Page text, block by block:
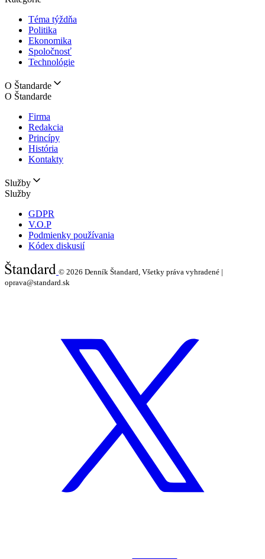
Téma týždňa
Politika
Ekonomika
Spoločnosť
Technológie
O Štandarde
O Štandarde
Firma
Redakcia
Princípy
História
Kontakty
Služby
Služby
GDPR
V.O.P
Podmienky používania
Kódex diskusií
© 2026 Denník Štandard, Všetky práva vyhradené |
oprava@standard.sk